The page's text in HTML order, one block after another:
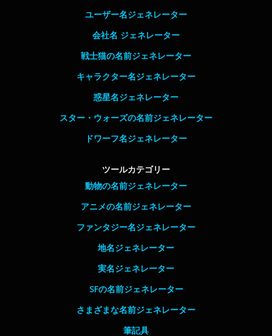
ユーザー名ジェネレーター
会社名 ジェネレーター
戦士猫の名前ジェネレーター
キャラクター名ジェネレーター
惑星名ジェネレーター
スター・ウォーズの名前ジェネレーター
ドワーフ名ジェネレーター
ツールカテゴリー
動物の名前ジェネレーター
アニメの名前ジェネレーター
ファンタジー名ジェネレーター
地名ジェネレーター
実名ジェネレーター
SFの名前ジェネレーター
さまざまな名前ジェネレーター
筆記具